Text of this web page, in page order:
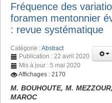
Fréquence des
foramen mentonnier
: revue systématique
Catégorie :Abstract
Publication : 22 avril 2020
Mis à jour : 5 mai 2020
Affichages : 2170
M. BOUHOUTE, M.
MAROC